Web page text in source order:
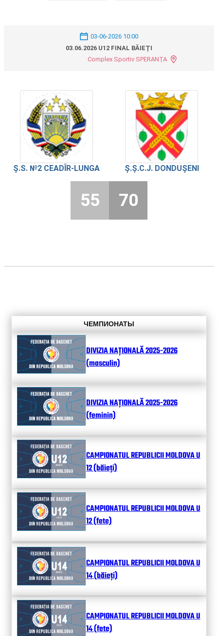
03-06-2026 10:00
03.06.2026 U12 FINAL BĂIEȚI
Complex Sportiv SPERANȚA
Ș.S. №2 CEADÎR-LUNGA Ș.Ș.C.J. DONDUȘENI
55 70
ЧЕМПИОНАТЫ
DIVIZIA NAȚIONALĂ 2025-2026
(masculin)
DIVIZIA NAȚIONALĂ 2025-2026
(feminin)
CAMPIONATUL REPUBLICII MOLDOVA U
12 (băieți)
CAMPIONATUL REPUBLICII MOLDOVA U
12 (fete)
CAMPIONATUL REPUBLICII MOLDOVA U
14 (băieți)
CAMPIONATUL REPUBLICII MOLDOVA U
14 (fete)